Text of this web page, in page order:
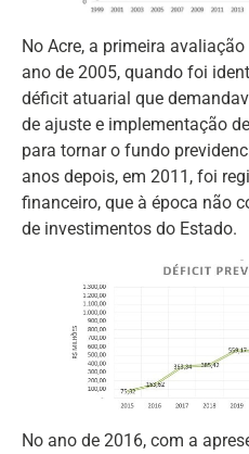
No Acre, a primeira
ano de 2005, quando foi
déficit atuarial que
de ajuste e implementação
para tornar o fundo
anos depois, em 2011, foi
financeiro, que à época não
de investimentos do Estado.
No ano de 2016, com a